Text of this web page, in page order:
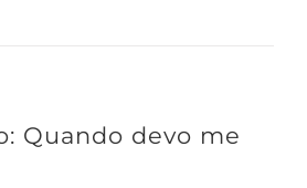
Quando devo me